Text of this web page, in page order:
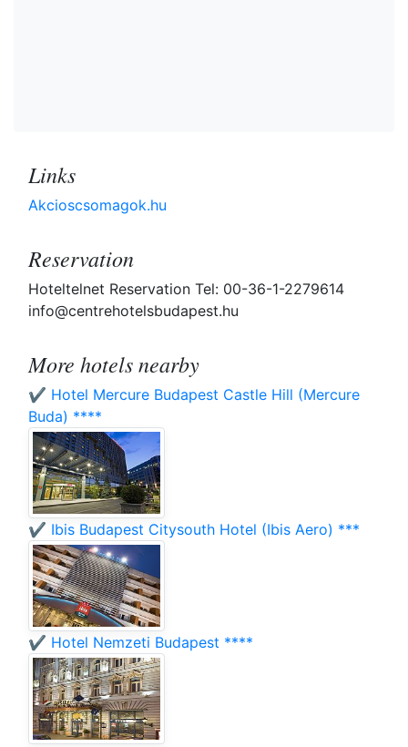
Links
Akcioscsomagok.hu
Reservation
Hoteltelnet Reservation Tel: 00-36-1-2279614
info@centrehotelsbudapest.hu
More hotels nearby
✔️ Hotel Mercure Budapest Castle Hill (Mercure
Buda) ****
✔️ Ibis Budapest Citysouth Hotel (Ibis Aero) ***
✔️ Hotel Nemzeti Budapest ****